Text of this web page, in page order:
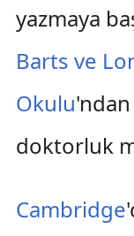
yazmaya
Barts ve
Okulu
doktorluk
Cambridge